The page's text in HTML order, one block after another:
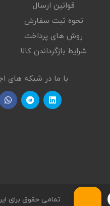
قوانین ارسال
نحوه ثبت سفارش
روش های پرداخت
شرایط بازگرداندن کالا
با ما در شبکه های
تمامی حقوق برای